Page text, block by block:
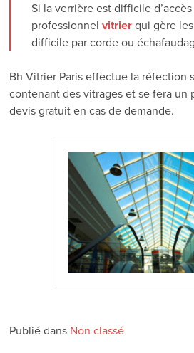
Si la verrière est difficile
professionnelvitrier qui gère
difficile par corde ou
Bh Vitrier Paris effectue la réfection
contenant des vitrages et se fera un
devis gratuit en cas de demande.
Publié dans Non classé